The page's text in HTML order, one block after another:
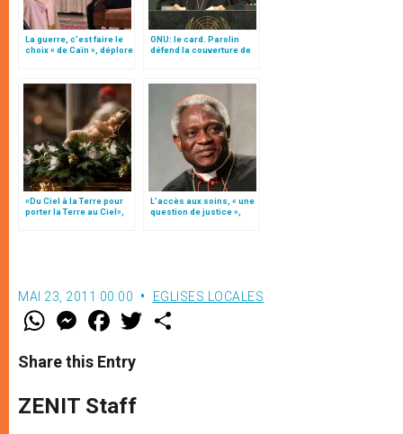
La guerre, c’est faire le
choix « de Caïn », déplore
ONU: le card. Parolin
défend la couverture de
«Du Ciel à la Terre pour
porter la Terre au Ciel»,
L’accès aux soins, « une
question de justice »,
MAI 23, 2011 00:00 EGLISES LOCALES
W
t
s
p
p
M
e
s
e
g
e
F
a
e
b
o
k
w
Share this Entry
ZENIT Staff